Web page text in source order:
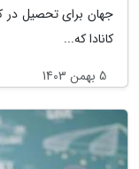
جهان برای تحصیل در
کانادا که...
5 بهمن 1403